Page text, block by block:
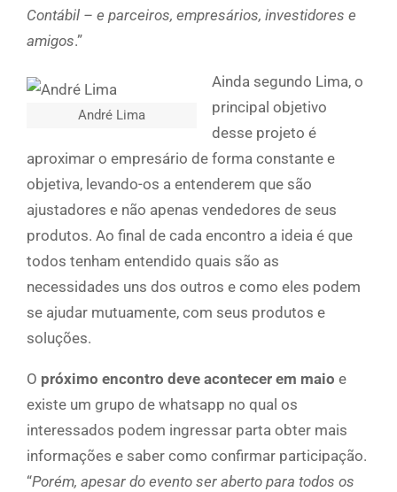
Contábil – e parceiros, empresários, investidores e
amigos.”
André Lima
Ainda segundo Lima, o
principal objetivo
desse projeto é
aproximar o empresário de forma constante e
objetiva, levando-os a entenderem que são
ajustadores e não apenas vendedores de seus
produtos. Ao final de cada encontro a ideia é que
todos tenham entendido quais são as
necessidades uns dos outros e como eles podem
se ajudar mutuamente, com seus produtos e
soluções.
O próximo encontro deve acontecer em maio e
existe um grupo de whatsapp no qual os
interessados podem ingressar parta obter mais
informações e saber como confirmar participação.
“Porém, apesar do evento ser aberto para todos os